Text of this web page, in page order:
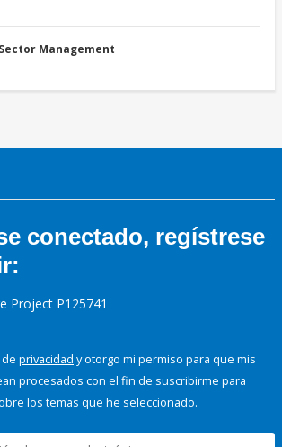
Management
conectado, regístrese
Project P125741
privacidad y otorgo mi permiso para que mis
procesados con el fin de suscribirme para
los temas que he seleccionado.